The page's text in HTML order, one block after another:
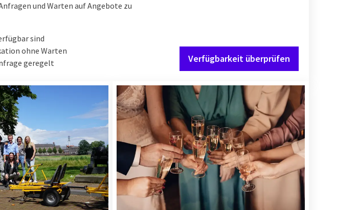
und Warten auf Angebote zu
sind
ohne Warten
geregelt
Verfügbarkeit überprüfen